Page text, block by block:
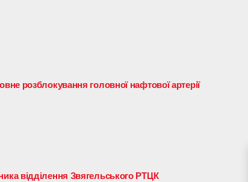
розблокування головної нафтової артерії
відділення Звягельського РТЦК